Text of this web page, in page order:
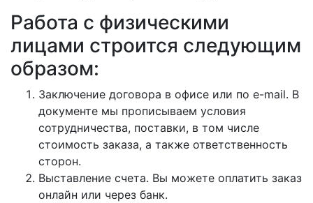
Работа с физическими
лицами строится следующим
образом:
Заключение договора в офисе или по e-mail. В
документе мы прописываем условия
сотрудничества, поставки, в том числе
стоимость заказа, а также ответственность
сторон.
Выставление счета. Вы можете оплатить заказ
онлайн или через банк.